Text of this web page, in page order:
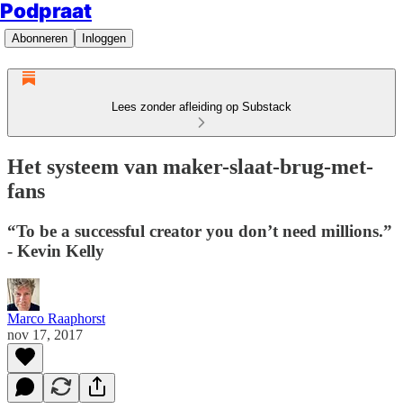
Podpraat
Abonneren Inloggen
Lees zonder afleiding op Substack
Het systeem van maker-slaat-brug-met-
fans
“To be a successful creator you don’t need millions.”
- Kevin Kelly
Marco Raaphorst
nov 17, 2017